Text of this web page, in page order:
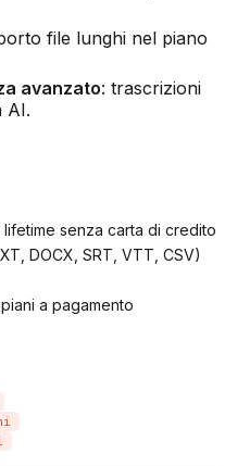
file lunghi nel piano
avanzato: trascrizioni
AI.
senza carta di credito
DOCX, SRT, VTT, CSV)
a pagamento